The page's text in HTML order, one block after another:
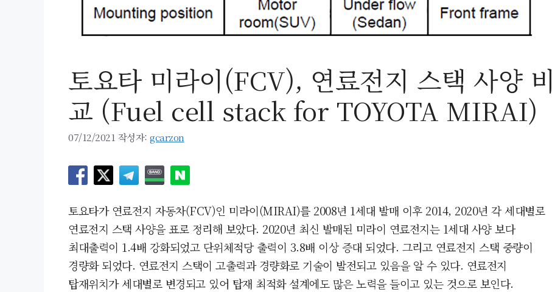
토요타 미라이(FCV), 연료전지 스택 사양 비
교 (Fuel cell stack for TOYOTA MIRAI)
07/12/2021 작성자: gcarzon
토요타가 연료전지 자동차(FCV)인 미라이(MIRAI)를 2008년 1세대 발매 이후 2014, 2020년 각 세대별로
연료전지 스택 사양을 표로 정리해 보았다. 2020년 최신 발매된 미라이 연료전지는 1세대 사양 보다
최대출력이 1.4배 강화되었고 단위체적당 출력이 3.8배 이상 증대 되었다. 그리고 연료전지 스택 중량이
경량화 되었다. 연료전지 스택이 고출력과 경량화로 기술이 발전되고 있음을 알 수 있다. 연료전지
탑재위치가 세대별로 변경되고 있어 탑재 최적화 설계에도 많은 노력을 들이고 있는 것으로 보인다.